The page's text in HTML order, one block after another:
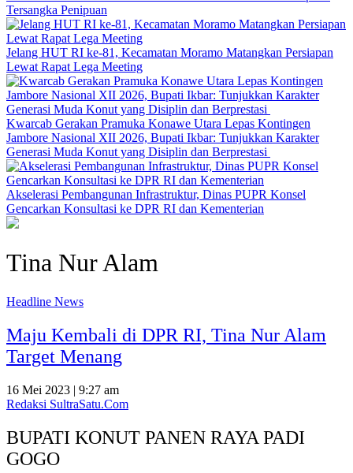
Tersangka Penipuan
‎Jelang HUT RI ke-81, Kecamatan Moramo Matangkan Persiapan
Lewat Rapat Lega Meeting
‎Kwarcab Gerakan Pramuka Konawe Utara Lepas Kontingen
Jambore Nasional XII 2026, Bupati Ikbar: Tunjukkan Karakter
Generasi Muda Konut yang Disiplin dan Berprestasi ‎
Akselerasi Pembangunan Infrastruktur, Dinas PUPR Konsel
Gencarkan Konsultasi ke DPR RI dan Kementerian
Tina Nur Alam
Headline News
Maju Kembali di DPR RI, Tina Nur Alam
Target Menang
16 Mei 2023 | 9:27 am
Redaksi SultraSatu.Com
BUPATI KONUT PANEN RAYA PADI
GOGO